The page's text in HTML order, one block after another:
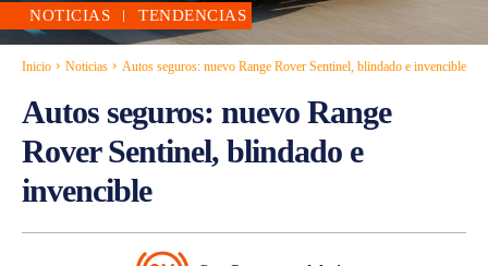
NOTICIAS TENDENCIAS
Inicio Noticias Autos seguros: nuevo Range Rover Sentinel, blindado e invencible
Autos seguros: nuevo Range
Rover Sentinel, blindado e
invencible